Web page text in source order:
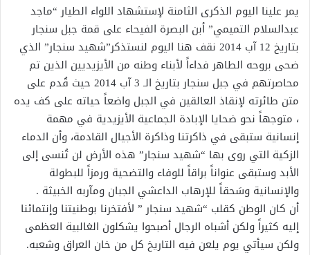
يمر علينا اليوم الذكرى الثامنة لإستشهاد اللواء الطيار “ماجد
عبدالسلام التميمي” أبن البصرة الفيحاء على قمة جبل سنجار
بتاريخ 12 آب 2014 نقف هنا اليوم لنستذكر”شهيد سنجار” الذي
ضحى بروحه الطاهر فداءاً لأبناء وطنه من الأيزيديين الذين تم
محاصرتهم في جبل سنجار بتاريخ الـ 3 آب 2014 حيث قُدم على
متن طائرته لإنقاذ العالقين في الجبل واضعاً حياته على كف يده
، متوجهاً نحو ضحايا الإبادة الجماعية الأيزيدية في مهمة
إنسانية ستبقى في ذاكرتنا وذاكرة الأجيال القادمة، وأن الدماء
الزكية التي روى بها “شهيد سنجار” هذه الأرض لن تُنسى إلى
الأبد وستبقى عنواناً براقاً للوفاء والتضحية ورمزاً للبطولة
والإنسانية وسَحقاً للإرهاب الداعشي الجبان ومآربه الخبيثة .
أن كان الوطن كقلب “شهيد سنجار ” لأفتخرنا بوطنيتنا وإنتمائنا
إليه كثيراً ولكن أشباه الرجال أصبحوا يشكلون الغالبية العظمى
ولكن سيأتي يوم يلعن فيه التاريخ كل من خان العراق وشعبه.